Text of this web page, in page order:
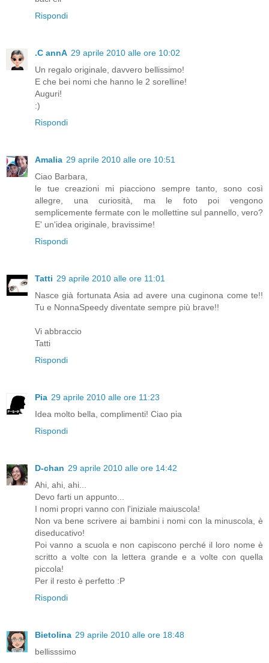
Rispondi
.C annA 29 aprile 2010 alle ore 10:02
Un regalo originale, davvero bellissimo!
E che bei nomi che hanno le 2 sorelline!
Auguri!
:)
Rispondi
Amalia 29 aprile 2010 alle ore 10:51
Ciao Barbara,
le tue creazioni mi piacciono sempre tanto, sono così
allegre, una curiosità, ma le foto poi vengono
semplicemente fermate con le mollettine sul pannello, vero?
E' un'idea originale, bravissime!
Rispondi
Tatti 29 aprile 2010 alle ore 11:01
Nasce già fortunata Asia ad avere una cuginona come te!!
Tu e NonnaSpeedy diventate sempre più brave!!
Vi abbraccio
Tatti
Rispondi
Pia 29 aprile 2010 alle ore 11:23
Idea molto bella, complimenti! Ciao pia
Rispondi
D-chan 29 aprile 2010 alle ore 14:42
Ahi, ahi, ahi...
Devo farti un appunto...
I nomi propri vanno con l'iniziale maiuscola!
Non va bene scrivere ai bambini i nomi con la minuscola, è
diseducativo!
Poi vanno a scuola e non capiscono perché il loro nome è
scritto a volte con la lettera grande e a volte con quella
piccola!
Per il resto è perfetto :P
Rispondi
Bietolina 29 aprile 2010 alle ore 18:48
bellisssimo